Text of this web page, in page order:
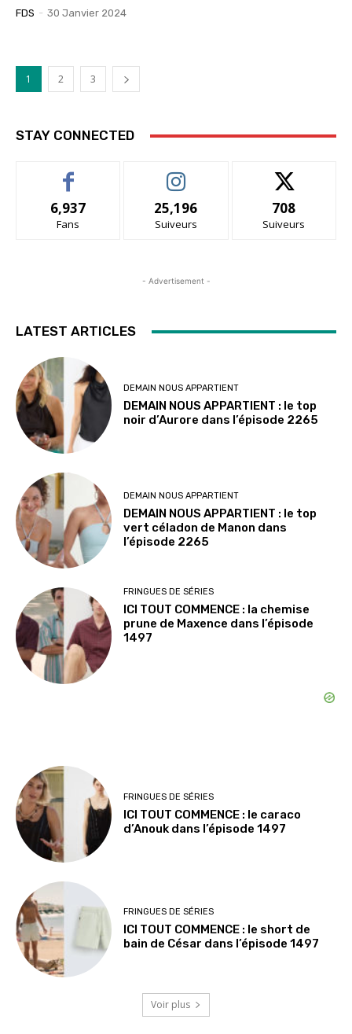
FDS - 30 Janvier 2024
1 2 3
STAY CONNECTED
6,937
Fans
25,196
Suiveurs
708
Suiveurs
- Advertisement -
LATEST ARTICLES
DEMAIN NOUS APPARTIENT
DEMAIN NOUS APPARTIENT : le top
noir d’Aurore dans l’épisode 2265
DEMAIN NOUS APPARTIENT
DEMAIN NOUS APPARTIENT : le top
vert céladon de Manon dans
l’épisode 2265
FRINGUES DE SÉRIES
ICI TOUT COMMENCE : la chemise
prune de Maxence dans l’épisode
1497
FRINGUES DE SÉRIES
ICI TOUT COMMENCE : le caraco
d’Anouk dans l’épisode 1497
FRINGUES DE SÉRIES
ICI TOUT COMMENCE : le short de
bain de César dans l’épisode 1497
Voir plus